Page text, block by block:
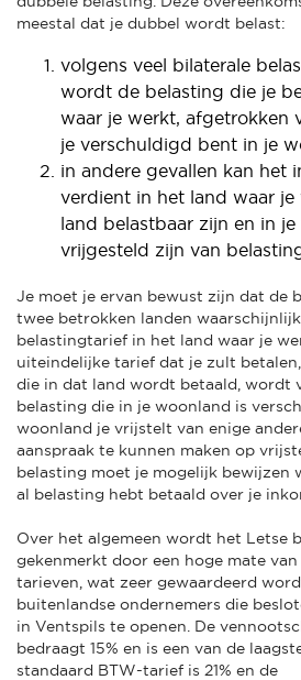
meestal dat je dubbel wordt belast:
volgens veel bilaterale
wordt de belasting die je
waar je werkt, afgetrokken
je verschuldigd bent in je
in andere gevallen kan het
verdient in het land waar
land belastbaar zijn en in
vrijgesteld zijn van
Je moet je ervan bewust zijn dat de
twee betrokken landen
belastingtarief in het land waar je
uiteindelijke tarief dat je zult
die in dat land wordt betaald, wordt
belasting die in je woonland is
woonland je vrijstelt van enige
aanspraak te kunnen maken op
belasting moet je mogelijk bewijzen
al belasting hebt betaald over je
Over het algemeen wordt het Letse
gekenmerkt door een hoge mate
tarieven, wat zeer gewaardeerd
buitenlandse ondernemers die
in Ventspils te openen. De
bedraagt 15% en is een van de
standaard BTW-tarief is 21% en de